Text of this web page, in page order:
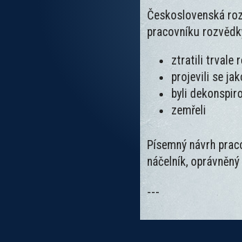
Československá
pracovníku
ztratili trvale
projevili se
byli
zemřeli
Písemný návrh
náčelník,
---